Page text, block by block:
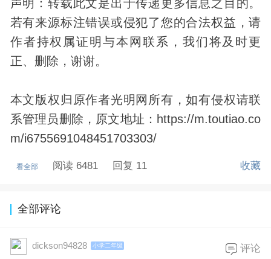
声明：转载此文是出于传递更多信息之目的。
若有来源标注错误或侵犯了您的合法权益，请
作者持权属证明与本网联系，我们将及时更
正、删除，谢谢。
本文版权归原作者光明网所有，如有侵权请联
系管理员删除，原文地址：https://m.toutiao.co
m/i6755691048451703303/
看全部 阅读 6481 回复 11 收藏
全部评论
dickson94828 小学二年级 评论